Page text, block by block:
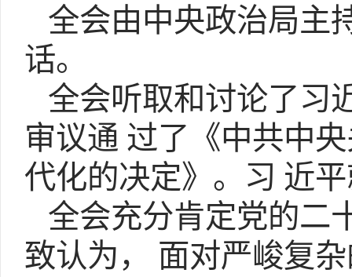
全会由中央政治局主
话。
全会听取和讨论了习
审议通 过了《中共中
代化的决定》。习 近
全会充分肯定党的二
致认为， 面对严峻复